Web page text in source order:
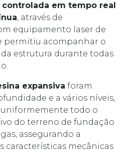
controlada em tempo real
, através de
equipamento laser de
permitiu acompanhar o
estrutura durante todas
expansiva foram
e a vários níveis,
todo o
do terreno de fundação
assegurando a
características mecânicas